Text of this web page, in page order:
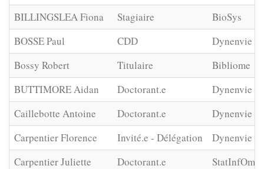
BILLINGSLEA Fiona
Stagiaire
BioSys
BOSSE Paul
CDD
Dynenvie
Bossy Robert
Titulaire
Bibliome
BUTTIMORE Aidan
Doctorant.e
Dynenvie
Caillebotte Antoine
Doctorant.e
Dynenvie
Carpentier Florence
Invité.e - Délégation
Dynenvie
Carpentier Juliette
Doctorant.e